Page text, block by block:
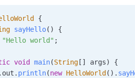
{
sayHello( )
{
"Hello world" ;
void main(String [ ] args)
{
. out . println(new HelloWorld ( ) .